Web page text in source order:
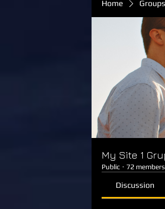
Home Groups
My Site 1
Public · 72 members
Discussion